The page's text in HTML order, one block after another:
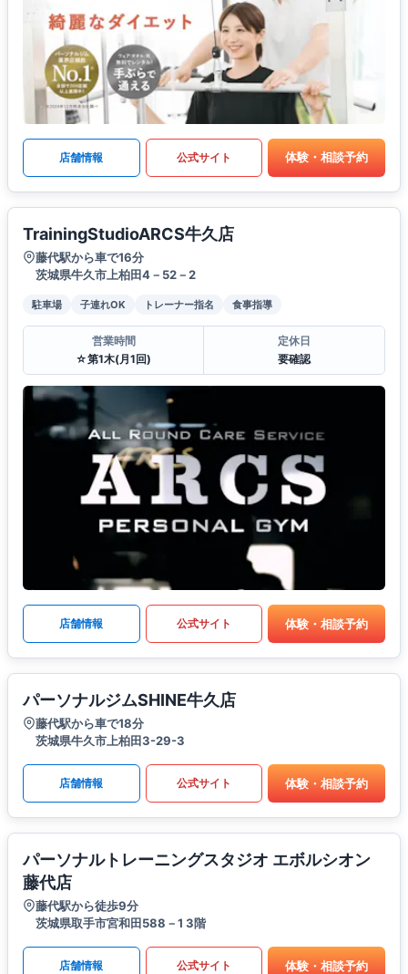
店舗情報 公式サイト 体験・相談予約
TrainingStudioARCS牛久店
藤代駅から車で16分
茨城県牛久市上柏田4－52－2
駐車場 子連れOK トレーナー指名 食事指導
営業時間
☆第1木(月1回)
定休日
要確認
店舗情報 公式サイト 体験・相談予約
パーソナルジムSHINE牛久店
藤代駅から車で18分
茨城県牛久市上柏田3-29-3
店舗情報 公式サイト 体験・相談予約
パーソナルトレーニングスタジオ エボルシオン
藤代店
藤代駅から徒歩9分
茨城県取手市宮和田588－1 3階
店舗情報 公式サイト 体験・相談予約